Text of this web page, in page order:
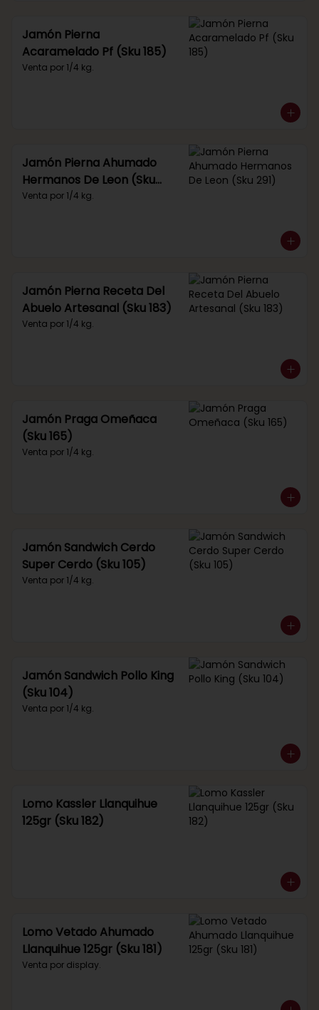
Jamón Pierna
Acaramelado Pf (Sku 185)
Venta por 1/4 kg.
Jamón Pierna Ahumado
Hermanos De Leon (Sku
291)
Venta por 1/4 kg.
Jamón Pierna Receta Del
Abuelo Artesanal (Sku 183)
Venta por 1/4 kg.
Jamón Praga Omeñaca
(Sku 165)
Venta por 1/4 kg.
Jamón Sandwich Cerdo
Super Cerdo (Sku 105)
Venta por 1/4 kg.
Jamón Sandwich Pollo King
(Sku 104)
Venta por 1/4 kg.
Lomo Kassler Llanquihue
125gr (Sku 182)
Lomo Vetado Ahumado
Llanquihue 125gr (Sku 181)
Venta por display.